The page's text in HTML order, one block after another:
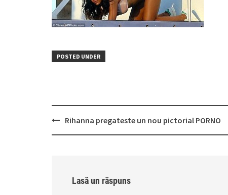
POSTED UNDER
PostRihanna pregateste un nou pictorial PORNO
Lasă un răspuns